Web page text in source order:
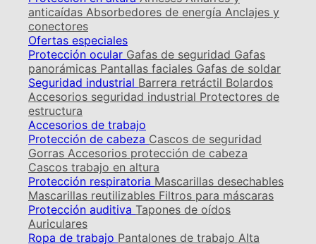
anticaídas Absorbedores de energía Anclajes y
conectores
Ofertas especiales
Protección ocular Gafas de seguridad Gafas
panorámicas Pantallas faciales Gafas de soldar
Seguridad industrial Barrera retráctil Bolardos
Accesorios seguridad industrial Protectores de
estructura
Accesorios de trabajo
Protección de cabeza Cascos de seguridad
Gorras Accesorios protección de cabeza
Cascos trabajo en altura
Protección respiratoria Mascarillas desechables
Mascarillas reutilizables Filtros para máscaras
Protección auditiva Tapones de oídos
Auriculares
Ropa de trabajo Pantalones de trabajo Alta